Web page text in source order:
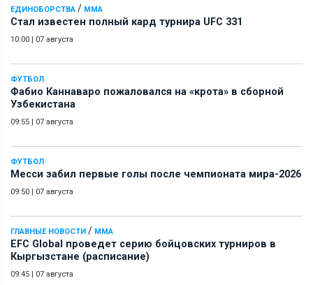
ЕДИНОБОРСТВА / ММА
Стал известен полный кард турнира UFC 331
10:00 | 07 августа
ФУТБОЛ
Фабио Каннаваро пожаловался на «крота» в сборной
Узбекистана
09:55 | 07 августа
ФУТБОЛ
Месси забил первые голы после чемпионата мира-2026
09:50 | 07 августа
ГЛАВНЫЕ НОВОСТИ / ММА
EFC Global проведет серию бойцовских турниров в
Кыргызстане (расписание)
09:45 | 07 августа